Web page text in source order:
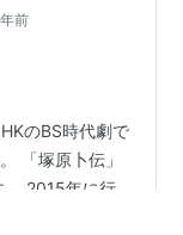
原卜傳、 飯篠
も伝え…
前